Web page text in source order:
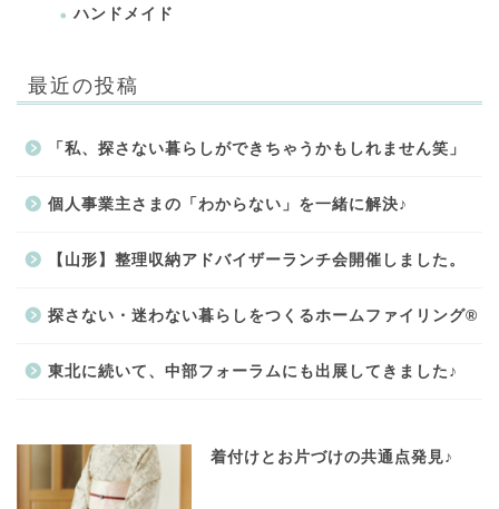
ハンドメイド
最近の投稿
「私、探さない暮らしができちゃうかもしれません笑」
個人事業主さまの「わからない」を一緒に解決♪
【山形】整理収納アドバイザーランチ会開催しました。
探さない・迷わない暮らしをつくるホームファイリング®
東北に続いて、中部フォーラムにも出展してきました♪
着付けとお片づけの共通点発見♪